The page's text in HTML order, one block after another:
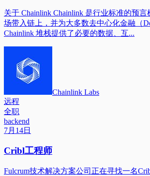
关于 Chainlink Chainlink 是行业标准的预
场带入链上，并为大多数去中心化金融（
Chainlink 堆栈提供了必要的数据、互...
Chainlink Labs
远程
全职
backend
7月14日
Cribl工程师
Fulcrum技术解决方案公司正在寻找一名